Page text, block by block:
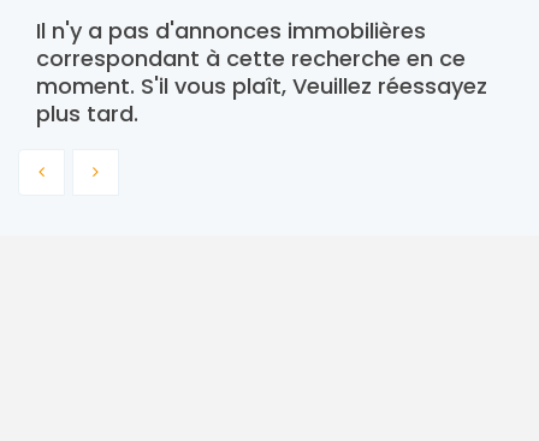
Il n'y a pas d'annonces immobilières
correspondant à cette recherche en ce
moment. S'il vous plaît, Veuillez réessayez
plus tard.